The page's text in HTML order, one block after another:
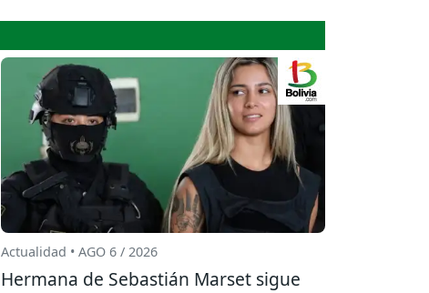
Actualidad • AGO 6 / 2026
Hermana de Sebastián Marset sigue